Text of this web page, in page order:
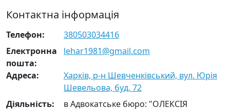
Контактна інформація
Телефон:
380503034416
Електронна
пошта:
lehar1981@gmail.com
Адреса:
Харків, р-н Шевченківський, вул. Юрія
Шевельова, буд. 72
Діяльність:
в Адвокатське бюро: "ОЛЕКСІЯ